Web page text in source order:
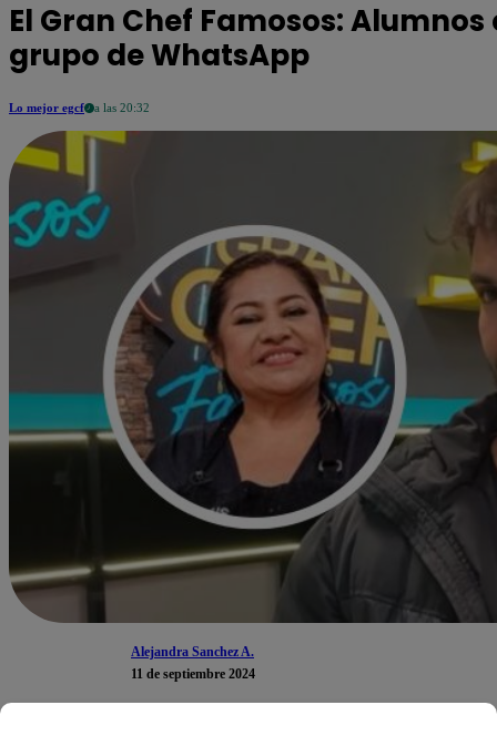
El Gran Chef Famosos:
grupo de WhatsApp
Lo mejor egcf a las 20:32
Alejandra Sanchez A.
11 de septiembre 2024